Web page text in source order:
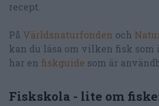
recept.
På Världsnaturfonden och
kan du läsa om vilken fisk som
har en fiskguide som är
Fiskskola - lite om